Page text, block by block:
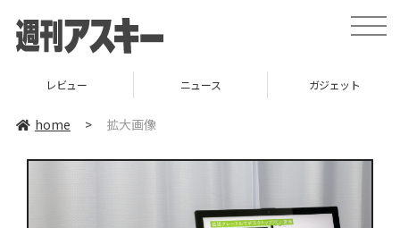
toggle
レビュー ニュース ガジェット
home > 拡大画像